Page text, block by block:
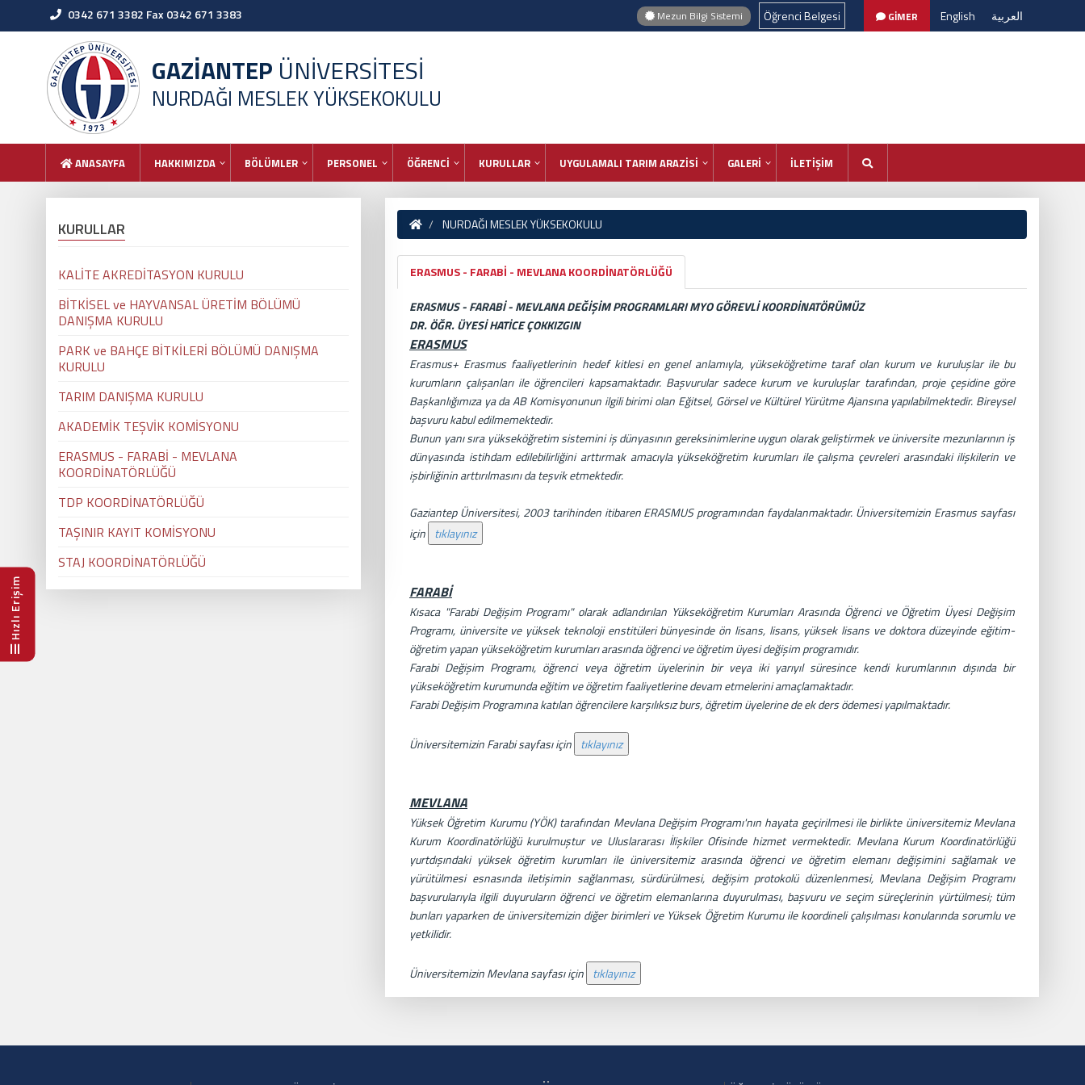
Hızlı Erişim
0342 671 3382 Fax 0342 671 3383 Öğrenci Belgesi
Mezun Bilgi Sistemi GİMER English العربية
GAZİANTEP ÜNİVERSİTESİ
NURDAĞI MESLEK YÜKSEKOKULU
ANASAYFA HAKKIMIZDA BÖLÜMLER PERSONEL ÖĞRENCİ KURULLAR UYGULAMALI TARIM ARAZİSİ GALERİ İLETİŞİM
NURDAĞI MESLEK YÜKSEKOKULU
ERASMUS - FARABİ - MEVLANA KOORDİNATÖRLÜĞÜ
ERASMUS - FARABİ - MEVLANA DEĞİŞİM PROGRAMLARI MYO GÖREVLİ KOORDİNATÖRÜMÜZ
DR. ÖĞR. ÜYESİ HATİCE ÇOKKIZGIN
ERASMUS
Erasmus+ Erasmus faaliyetlerinin hedef kitlesi en genel anlamıyla, yükseköğretime taraf olan kurum ve kuruluşlar ile bu
kurumların çalışanları ile öğrencileri kapsamaktadır. Başvurular sadece kurum ve kuruluşlar tarafından, proje çeşidine göre
Başkanlığımıza ya da AB Komisyonunun ilgili birimi olan Eğitsel, Görsel ve Kültürel Yürütme Ajansına yapılabilmektedir. Bireysel
başvuru kabul edilmemektedir.
Bunun yanı sıra yükseköğretim sistemini iş dünyasının gereksinimlerine uygun olarak geliştirmek ve üniversite mezunlarının iş
dünyasında istihdam edilebilirliğini arttırmak amacıyla yükseköğretim kurumları ile çalışma çevreleri arasındaki ilişkilerin ve
işbirliğinin arttırılmasını da teşvik etmektedir.
Gaziantep Üniversitesi, 2003 tarihinden itibaren ERASMUS programından faydalanmaktadır. Üniversitemizin Erasmus sayfası
için
FARABİ
Kısaca "Farabi Değişim Programı" olarak adlandırılan Yükseköğretim Kurumları Arasında Öğrenci ve Öğretim Üyesi Değişim
Programı, üniversite ve yüksek teknoloji enstitüleri bünyesinde ön lisans, lisans, yüksek lisans ve doktora düzeyinde eğitim-
öğretim yapan yükseköğretim kurumları arasında öğrenci ve öğretim üyesi değişim programıdır.
Farabi Değişim Programı, öğrenci veya öğretim üyelerinin bir veya iki yarıyıl süresince kendi kurumlarının dışında bir
yükseköğretim kurumunda eğitim ve öğretim faaliyetlerine devam etmelerini amaçlamaktadır.
Farabi Değişim Programına katılan öğrencilere karşılıksız burs, öğretim üyelerine de ek ders ödemesi yapılmaktadır.
Üniversitemizin Farabi sayfası için
MEVLANA
Yüksek Öğretim Kurumu (YÖK) tarafından Mevlana Değişim Programı'nın hayata geçirilmesi ile birlikte üniversitemiz Mevlana
Kurum Koordinatörlüğü kurulmuştur ve Uluslararası İlişkiler Ofisinde hizmet vermektedir. Mevlana Kurum Koordinatörlüğü
yurtdışındaki yüksek öğretim kurumları ile üniversitemiz arasında öğrenci ve öğretim elemanı değişimini sağlamak ve
yürütülmesi esnasında iletişimin sağlanması, sürdürülmesi, değişim protokolü düzenlenmesi, Mevlana Değişim Programı
başvurularıyla ilgili duyuruların öğrenci ve öğretim elemanlarına duyurulması, başvuru ve seçim süreçlerinin yürtülmesi; tüm
bunları yaparken de üniversitemizin diğer birimleri ve Yüksek Öğretim Kurumu ile koordineli çalışılması konularında sorumlu ve
yetkilidir.
Üniversitemizin Mevlana sayfası için
KURULLAR
KALİTE AKREDİTASYON KURULU
BİTKİSEL ve HAYVANSAL ÜRETİM BÖLÜMÜ
DANIŞMA KURULU
PARK ve BAHÇE BİTKİLERİ BÖLÜMÜ DANIŞMA
KURULU
TARIM DANIŞMA KURULU
AKADEMİK TEŞVİK KOMİSYONU
ERASMUS - FARABİ - MEVLANA
KOORDİNATÖRLÜĞÜ
TDP KOORDİNATÖRLÜĞÜ
TAŞINIR KAYIT KOMİSYONU
STAJ KOORDİNATÖRLÜĞÜ